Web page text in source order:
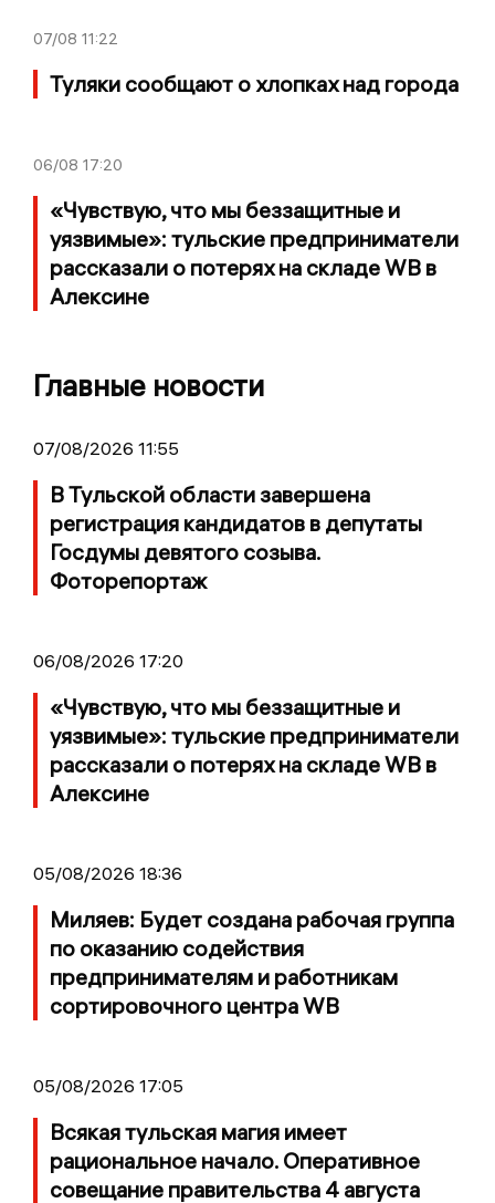
07/08 11:22
Туляки сообщают о хлопках над города
06/08 17:20
«Чувствую, что мы беззащитные и
уязвимые»: тульские предприниматели
рассказали о потерях на складе WB в
Алексине
Главные новости
07/08/2026 11:55
В Тульской области завершена
регистрация кандидатов в депутаты
Госдумы девятого созыва.
Фоторепортаж
06/08/2026 17:20
«Чувствую, что мы беззащитные и
уязвимые»: тульские предприниматели
рассказали о потерях на складе WB в
Алексине
05/08/2026 18:36
Миляев: Будет создана рабочая группа
по оказанию содействия
предпринимателям и работникам
сортировочного центра WB
05/08/2026 17:05
Всякая тульская магия имеет
рациональное начало. Оперативное
совещание правительства 4 августа